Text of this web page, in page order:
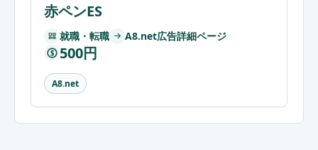
赤ペンES
就職・転職 A8.net広告詳細ページ
$ 500円
A8.net